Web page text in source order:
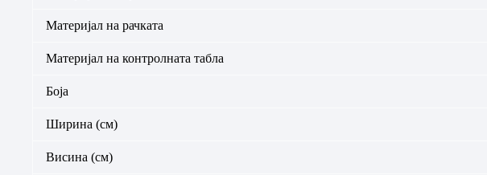
Материјал на рачката
Материјал на контролната табла
Боја
Ширина (см)
Висина (см)